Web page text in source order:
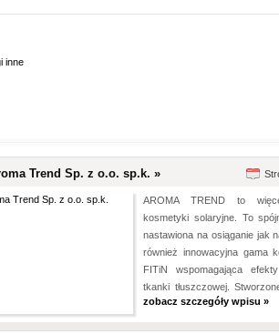
inne
Trend Sp. z o.o. sp.k. »
AROMA TREND to
kosmetyki solaryjne. To
nastawiona na osiąganie jak
również innowacyjna gama
FITiN wspomagająca
tkanki tłuszczowej.
zobacz szczegóły wpisu »